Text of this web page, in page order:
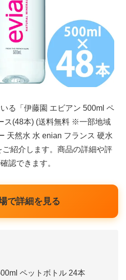
る「伊藤園 エビアン 500ml ペ
ス(48本) (送料無料 ※一部地域
天然水 水 enian フランス 硬水
紹介します。商品の詳細や評
認できます。
で詳細を見る
ペットボトル 24本